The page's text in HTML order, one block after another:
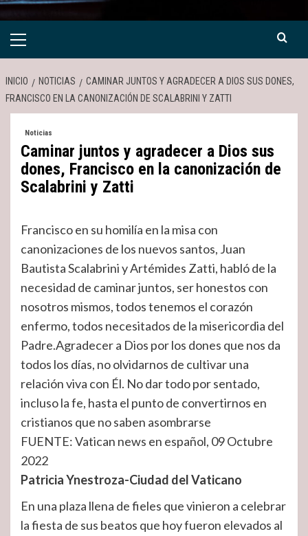
Menú
INICIO NOTICIAS
CAMINAR JUNTOS Y AGRADECER A DIOS SUS DONES,
FRANCISCO EN LA CANONIZACIÓN DE SCALABRINI Y ZATTI
Noticias
Caminar juntos y agradecer a Dios sus
dones, Francisco en la canonización de
Scalabrini y Zatti
Francisco en su homilía en la misa con
canonizaciones de los nuevos santos, Juan
Bautista Scalabrini y Artémides Zatti, habló de la
necesidad de caminar juntos, ser honestos con
nosotros mismos, todos tenemos el corazón
enfermo, todos necesitados de la misericordia del
Padre.Agradecer a Dios por los dones que nos da
todos los días, no olvidarnos de cultivar una
relación viva con Él. No dar todo por sentado,
incluso la fe, hasta el punto de convertirnos en
cristianos que no saben asombrarse
FUENTE: Vatican news en español, 09 Octubre
2022
Patricia Ynestroza-Ciudad del Vaticano
En una plaza llena de fieles que vinieron a celebrar
la fiesta de sus beatos que hoy fueron elevados al